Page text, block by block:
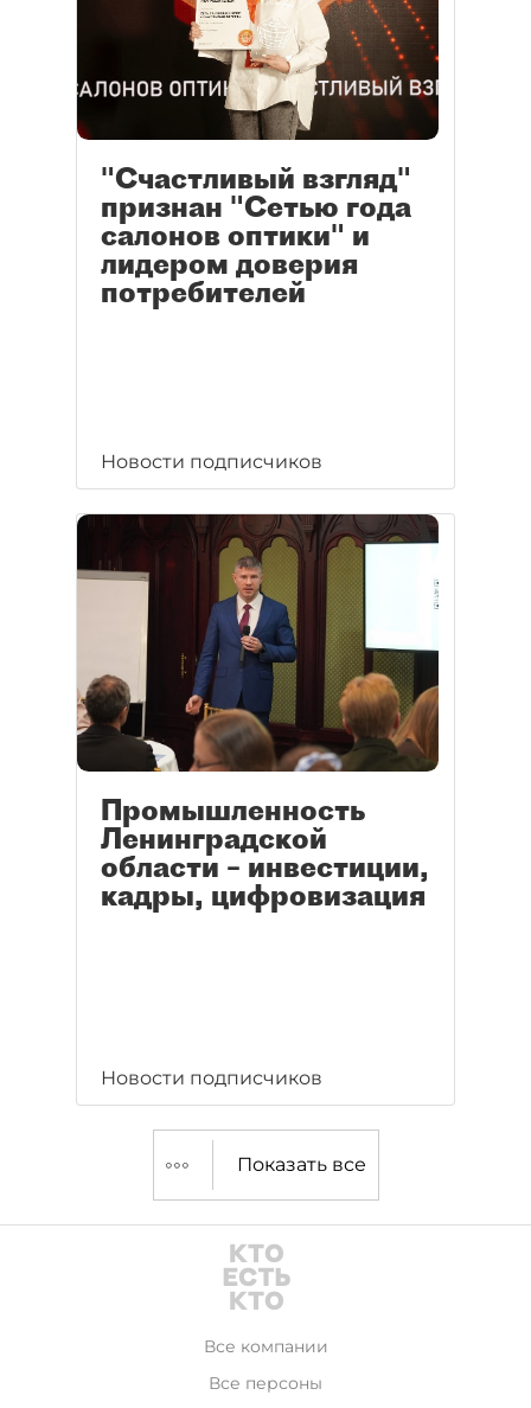
"Счастливый взгляд"
признан "Сетью года
салонов оптики" и
лидером доверия
потребителей
Новости подписчиков
Промышленность
Ленинградской
области – инвестиции,
кадры, цифровизация
Новости подписчиков
Показать все
Все компании
Все персоны